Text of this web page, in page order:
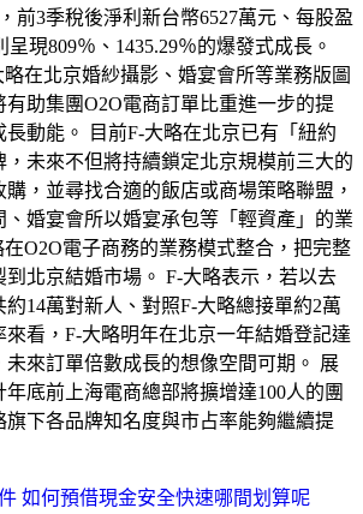
前3季稅後淨利新台幣6527萬元、每股盈
呈現809％、1435.29％的爆發式成長。
在北京婚紗攝影、婚宴會所等業務版圖
助集團O2O電商訂單比重進一步的提
動能。 目前F-大略在北京已有「紐約
未來不但將持續鎖定北京規模前三大的
，並尋找合適的飯店或商場策略聯盟，
婚宴會所以婚宴承包等「輕資產」的業
O2O電子商務的業務模式整合，把完整
北京結婚市場。 F-大略表示，若以去
14萬對新人、對照F-大略總接單約2萬
來看，F-大略明年在北京一年結婚登記達
未來訂單倍數成長的想像空間可期。 展
年底前上海電商總部將擴增達100人的團
旗下各品牌知名度與市占率能夠繼續提
如何預借現金安全快速哪間划算呢